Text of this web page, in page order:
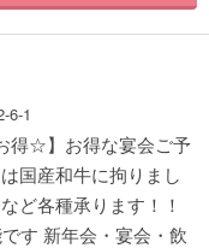
6-1
得☆】お得な宴会ご予
国産和牛に拘りまし
ど各種承ります！！
す 新年会・宴会・飲